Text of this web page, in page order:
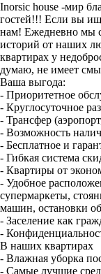
Inorsic house -мир
гостей!!! Если вы
нам! Ежедневно мы
историй от наших
квартирах у
думаю, не имеет
Ваша выгода:
- Приоритетное
- Круглосуточное
- Трансфер
- Возможность
- Бесплатное и
- Гибкая система
- Квартиры от
- Удобное
супермаркеты,
машин, остановки
- Заселение как
-
В наших квартирах
- Влажная уборка
- Самые лучшие